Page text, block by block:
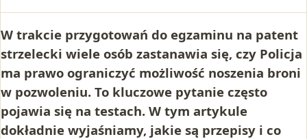
W trakcie przygotowań do egzaminu na patent
strzelecki wiele osób zastanawia się, czy Policja
ma prawo ograniczyć możliwość noszenia broni
w pozwoleniu. To kluczowe pytanie często
pojawia się na testach. W tym artykule
dokładnie wyjaśniamy, jakie są przepisy i co